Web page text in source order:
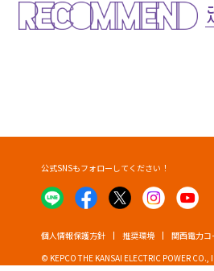
© KEPCO THE KANSAI ELECTRIC POWER CO.,
個人情報保護方針 推奨環境 関西電力
公式SNSもフォローしてください！